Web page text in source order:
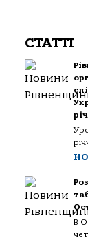
СТАТТІ
В